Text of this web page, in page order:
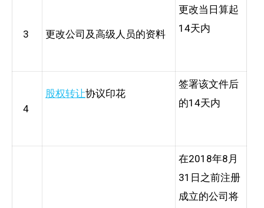
3 更改公司及高级人员的资料
更改当日算起
14天内
4
股权转让协议印花
签署该文件后
的14天内
在2018年8月
31日之前注册
成立的公司将